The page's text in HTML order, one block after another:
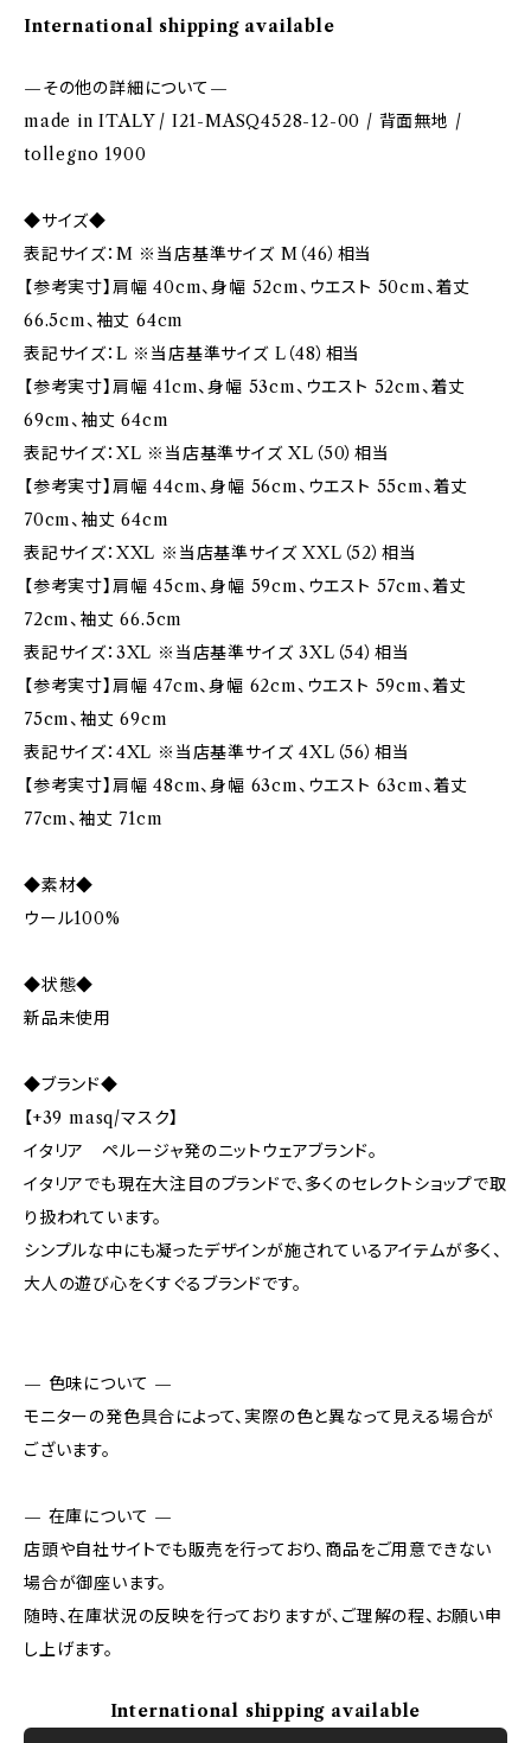
International shipping available
—その他の詳細について—
made in ITALY / I21-MASQ4528-12-00 / 背面無地 /
tollegno 1900
◆サイズ◆
表記サイズ：M ※当店基準サイズ M（46）相当
【参考実寸】肩幅 40cm、身幅 52cm、ウエスト 50cm、着丈
66.5cm、袖丈 64cm
表記サイズ：L ※当店基準サイズ L（48）相当
【参考実寸】肩幅 41cm、身幅 53cm、ウエスト 52cm、着丈
69cm、袖丈 64cm
表記サイズ：XL ※当店基準サイズ XL（50）相当
【参考実寸】肩幅 44cm、身幅 56cm、ウエスト 55cm、着丈
70cm、袖丈 64cm
表記サイズ：XXL ※当店基準サイズ XXL（52）相当
【参考実寸】肩幅 45cm、身幅 59cm、ウエスト 57cm、着丈
72cm、袖丈 66.5cm
表記サイズ：3XL ※当店基準サイズ 3XL（54）相当
【参考実寸】肩幅 47cm、身幅 62cm、ウエスト 59cm、着丈
75cm、袖丈 69cm
表記サイズ：4XL ※当店基準サイズ 4XL（56）相当
【参考実寸】肩幅 48cm、身幅 63cm、ウエスト 63cm、着丈
77cm、袖丈 71cm
◆素材◆
ウール100%
◆状態◆
新品未使用
◆ブランド◆
【+39 masq/マスク】
イタリア ペルージャ発のニットウェアブランド。
イタリアでも現在大注目のブランドで、多くのセレクトショップで取
り扱われています。
シンプルな中にも凝ったデザインが施されているアイテムが多く、
大人の遊び心をくすぐるブランドです。
— 色味について —
モニターの発色具合によって、実際の色と異なって見える場合が
ございます。
— 在庫について —
店頭や自社サイトでも販売を行っており、商品をご用意できない
場合が御座います。
随時、在庫状況の反映を行っておりますが、ご理解の程、お願い申
し上げます。
International shipping available